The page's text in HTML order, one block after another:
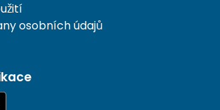
osobních údajů